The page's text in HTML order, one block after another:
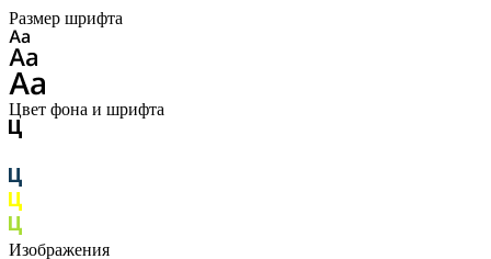
Размер шрифта
Цвет фона и шрифта
Изображения